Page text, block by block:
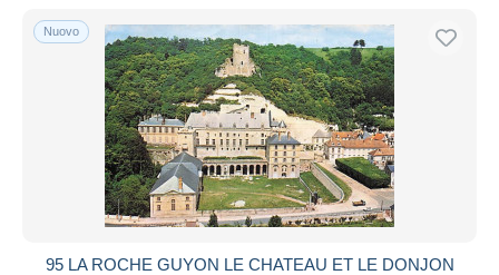
Nuovo
95 LA ROCHE GUYON LE CHATEAU ET LE DONJON